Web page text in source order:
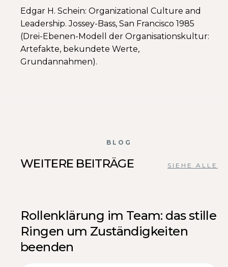
Edgar H. Schein: Organizational Culture and
Leadership. Jossey-Bass, San Francisco 1985
(Drei-Ebenen-Modell der Organisationskultur:
Artefakte, bekundete Werte,
Grundannahmen).
BLOG
WEITERE BEITRÄGE SIEHE ALLE
Rollenklärung im Team: das stille
Ringen um Zuständigkeiten
beenden